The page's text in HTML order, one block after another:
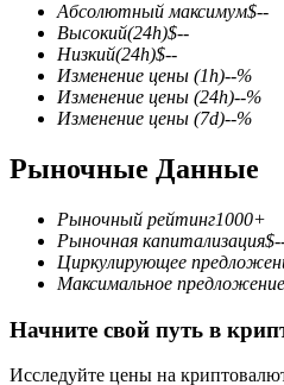
TradFi
Деривативы на акции,
Абсолютный максимум$--
Высокий(24h)$--
Низкий(24h)$--
Изменение цены (1h)--%
Изменение цены (24h)--%
Изменение цены (7d)--%
Рыночные Данные
Рыночный рейтинг1000+
Рыночная капитализация$
Циркулирующее
Максимальное предложение
Начните свой путь в
Исследуйте цены на